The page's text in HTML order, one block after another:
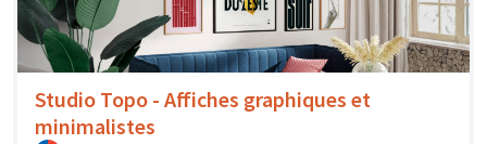
Studio Topo - Affiches graphiques et
minimalistes